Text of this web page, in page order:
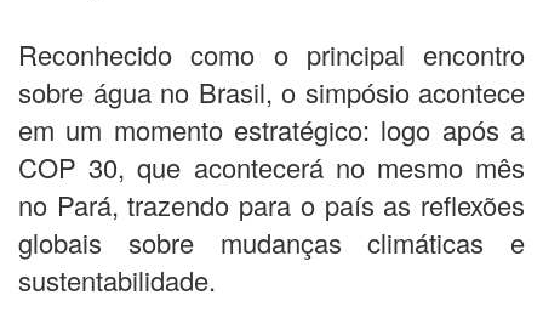
Reconhecido como o principal encontro
sobre água no Brasil, o simpósio acontece
em um momento estratégico: logo após a
COP 30, que acontecerá no mesmo mês
no Pará, trazendo para o país as reflexões
globais sobre mudanças climáticas e
sustentabilidade.